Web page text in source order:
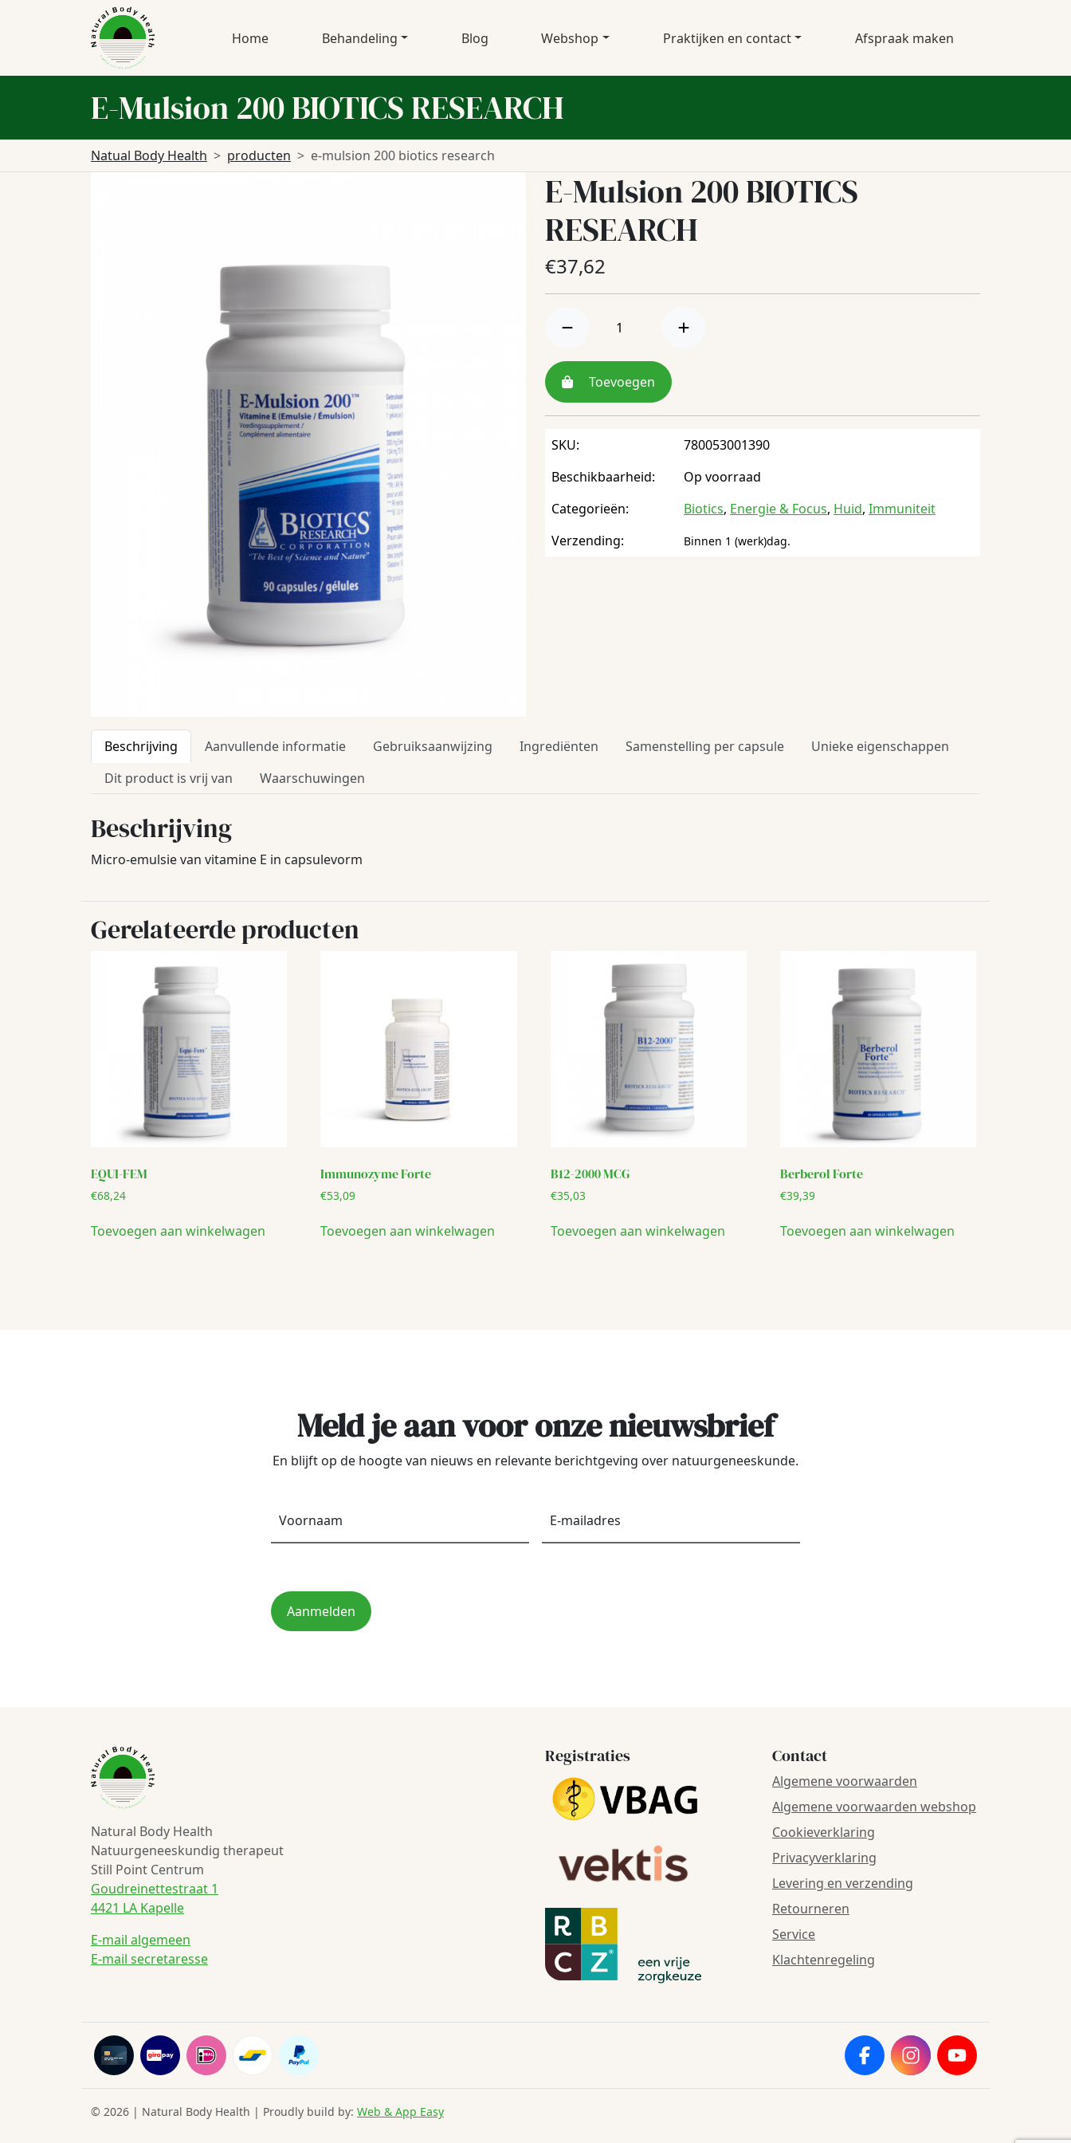
Home Behandeling Blog Webshop Praktijken en contact Afspraak maken
E-Mulsion 200 BIOTICS RESEARCH
Natual Body Health producten e-mulsion 200 biotics research
E-Mulsion 200 BIOTICS
RESEARCH
€37,62
Toevoegen
SKU:
780053001390
Beschikbaarheid:
Op voorraad
Categorieën:
Biotics, Energie & Focus, Huid, Immuniteit
Verzending:
Binnen 1 (werk)dag.
Beschrijving Aanvullende informatie Gebruiksaanwijzing Ingrediënten Samenstelling per capsule
Unieke eigenschappen
Dit product is vrij van
Waarschuwingen
Beschrijving
Micro-emulsie van vitamine E in capsulevorm
Gerelateerde producten
EQUI-FEM
€68,24
Toevoegen aan winkelwagen
Immunozyme Forte
€53,09
Toevoegen aan winkelwagen
B12-2000 MCG
€35,03
Toevoegen aan winkelwagen
Berberol Forte
€39,39
Toevoegen aan winkelwagen
Meld je aan voor onze nieuwsbrief
En blijft op de hoogte van nieuws en relevante berichtgeving over natuurgeneeskunde.
Aanmelden
Natural Body Health
Natuurgeneeskundig therapeut
Still Point Centrum
Goudreinettestraat 1
4421 LA Kapelle
E-mail algemeen
E-mail secretaresse
Registraties Contact
Algemene voorwaarden
Algemene voorwaarden webshop
Cookieverklaring
Privacyverklaring
Levering en verzending
Retourneren
Service
Klachtenregeling
© 2026 | Natural Body Health | Proudly build by: Web & App Easy